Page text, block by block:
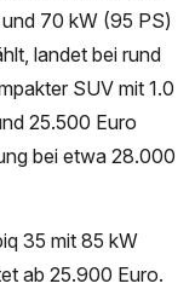
70 kW (95 PS)
landet bei rund
SUV mit 1.0
25.500 Euro
bei etwa 28.000
35 mit 85 kW
ab 25.900 Euro.